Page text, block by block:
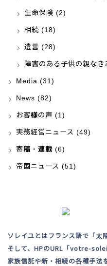
生命保険 (2)
相続 (18)
遺言 (28)
障害のある子供の親なき
Media (31)
News (82)
お客様の声 (1)
実務経営ニュース (49)
寄稿・連載(6)
帝国ニュース (51)
ソレイユとはフランス語で「太
そして、HPのURL「votre-
家族信託や新・相続の各種手法